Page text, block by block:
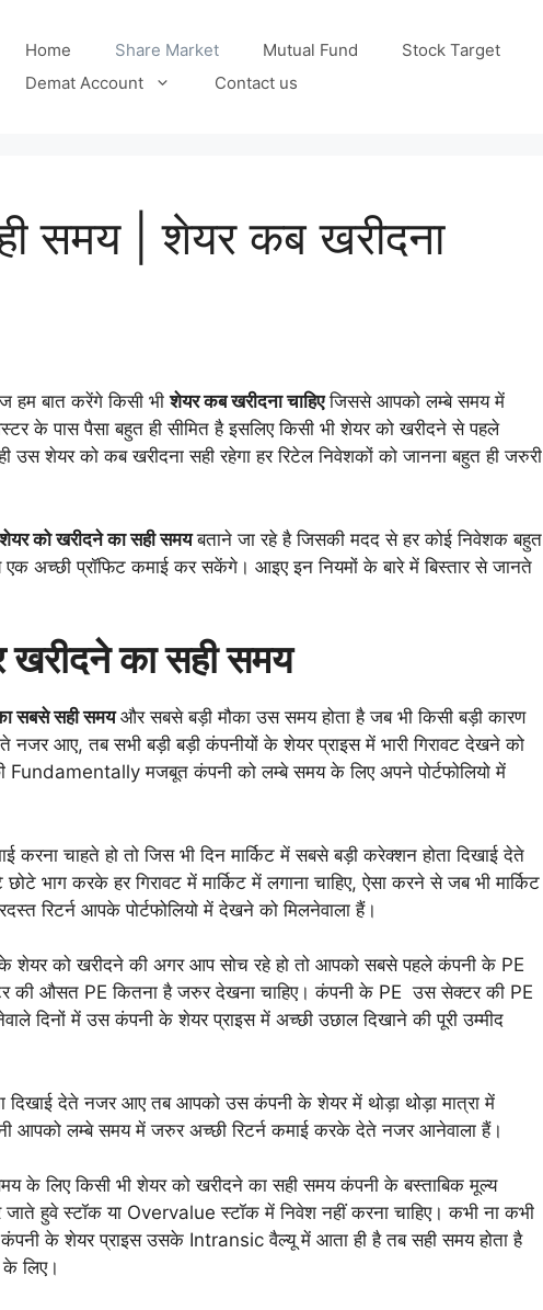
Home Share Market Mutual Fund Stock Target
Demat Account
Contact us
समय | शेयर कब खरीदना
हम बात करेंगे किसी भीशेयर कब खरीदना चाहिएजिससे आपको लम्बे समय में
के पास पैसा बहुत ही सीमित है इसलिए किसी भी शेयर को खरीदने से पहले
शेयर को कब खरीदना सही रहेगा हर रिटेल निवेशकों को जानना बहुत ही जरुरी
शेयर को खरीदने का सही समयबताने जा रहे है जिसकी मदद से हर कोई निवेशक बहुत
अच्छी प्रॉफिट कमाई कर सकेंगे। आइए इन नियमों के बारे में बिस्तार से जानते
खरीदने का सही समय
सबसे सही समयऔर सबसे बड़ी मौका उस समय होता है जब भी किसी बड़ी कारण
नजर आए, तब सभी बड़ी बड़ी कंपनीयों के शेयर प्राइस में भारी गिरावट देखने को
Fundamentally मजबूत कंपनी को लम्बे समय के लिए अपने पोर्टफोलियो में
करना चाहते हो तो जिस भी दिन मार्किट में सबसे बड़ी करेक्शन होता दिखाई देते
भाग करके हर गिरावट में मार्किट में लगाना चाहिए, ऐसा करने से जब भी मार्किट
रिटर्न आपके पोर्टफोलियो में देखने को मिलनेवाला हैं।
शेयर को खरीदने की अगर आप सोच रहे हो तो आपको सबसे पहले कंपनी के PE
औसत PE कितना है जरुर देखना चाहिए। कंपनी के PE उस सेक्टर की PE
दिनों में उस कंपनी के शेयर प्राइस में अच्छी उछाल दिखाने की पूरी उम्मीद
देते नजर आए तब आपको उस कंपनी के शेयर में थोड़ा थोड़ा मात्रा में
आपको लम्बे समय में जरुर अच्छी रिटर्न कमाई करके देते नजर आनेवाला हैं।
के लिए किसी भी शेयर को खरीदने का सही समय कंपनी के बस्ताबिक मूल्य
हुवे स्टॉक या Overvalue स्टॉक में निवेश नहीं करना चाहिए। कभी ना कभी
कंपनी के शेयर प्राइस उसके Intransic वैल्यू में आता ही है तब सही समय होता है
के लिए।